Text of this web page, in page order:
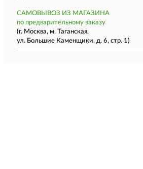
САМОВЫВОЗ ИЗ МАГАЗИНА
по предварительному заказу
(г. Москва, м. Таганская,
ул. Большие Каменщики, д. 6, стр. 1)